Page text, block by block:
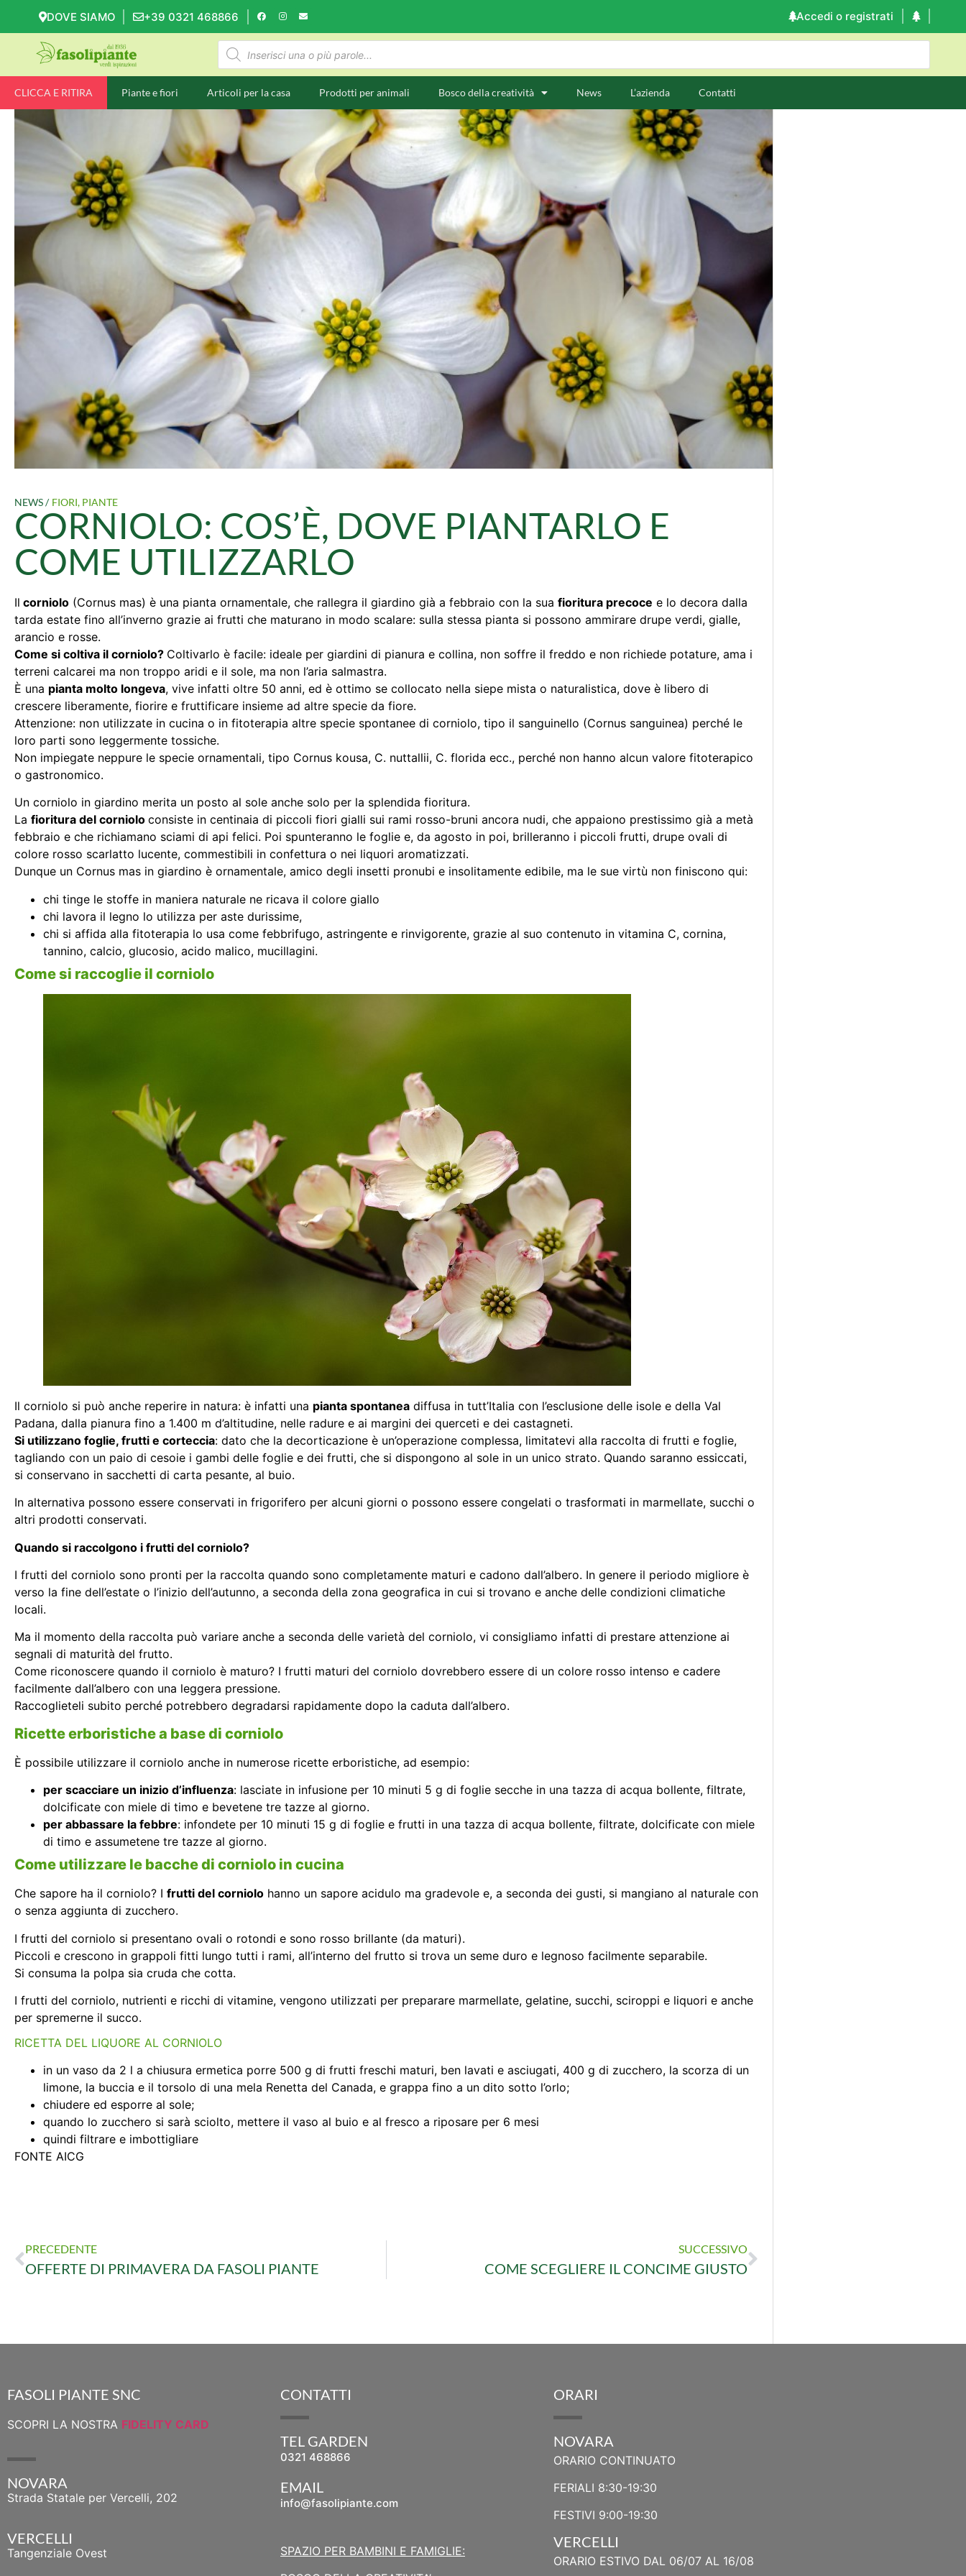
DOVE SIAMO +39 0321 468866 Accedi o registrati
CLICCA E RITIRA Piante e fiori Articoli per la casa Prodotti per animali Bosco della creatività News L’azienda Contatti
NEWS / FIORI, PIANTE
CORNIOLO: COS’È, DOVE PIANTARLO E
COME UTILIZZARLO
Il corniolo (Cornus mas) è una pianta ornamentale, che rallegra il giardino già a febbraio con la sua fioritura precoce e lo decora dalla
tarda estate fino all’inverno grazie ai frutti che maturano in modo scalare: sulla stessa pianta si possono ammirare drupe verdi, gialle,
arancio e rosse.
Come si coltiva il corniolo? Coltivarlo è facile: ideale per giardini di pianura e collina, non soffre il freddo e non richiede potature, ama i
terreni calcarei ma non troppo aridi e il sole, ma non l’aria salmastra.
È una pianta molto longeva, vive infatti oltre 50 anni, ed è ottimo se collocato nella siepe mista o naturalistica, dove è libero di
crescere liberamente, fiorire e fruttificare insieme ad altre specie da fiore.
Attenzione: non utilizzate in cucina o in fitoterapia altre specie spontanee di corniolo, tipo il sanguinello (Cornus sanguinea) perché le
loro parti sono leggermente tossiche.
Non impiegate neppure le specie ornamentali, tipo Cornus kousa, C. nuttallii, C. florida ecc., perché non hanno alcun valore fitoterapico
o gastronomico.
Un corniolo in giardino merita un posto al sole anche solo per la splendida fioritura.
La fioritura del corniolo consiste in centinaia di piccoli fiori gialli sui rami rosso-bruni ancora nudi, che appaiono prestissimo già a metà
febbraio e che richiamano sciami di api felici. Poi spunteranno le foglie e, da agosto in poi, brilleranno i piccoli frutti, drupe ovali di
colore rosso scarlatto lucente, commestibili in confettura o nei liquori aromatizzati.
Dunque un Cornus mas in giardino è ornamentale, amico degli insetti pronubi e insolitamente edibile, ma le sue virtù non finiscono qui:
chi tinge le stoffe in maniera naturale ne ricava il colore giallo
chi lavora il legno lo utilizza per aste durissime,
chi si affida alla fitoterapia lo usa come febbrifugo, astringente e rinvigorente, grazie al suo contenuto in vitamina C, cornina,
tannino, calcio, glucosio, acido malico, mucillagini.
Come si raccoglie il corniolo
Il corniolo si può anche reperire in natura: è infatti una pianta spontanea diffusa in tutt’Italia con l’esclusione delle isole e della Val
Padana, dalla pianura fino a 1.400 m d’altitudine, nelle radure e ai margini dei querceti e dei castagneti.
Si utilizzano foglie, frutti e corteccia: dato che la decorticazione è un’operazione complessa, limitatevi alla raccolta di frutti e foglie,
tagliando con un paio di cesoie i gambi delle foglie e dei frutti, che si dispongono al sole in un unico strato. Quando saranno essiccati,
si conservano in sacchetti di carta pesante, al buio.
In alternativa possono essere conservati in frigorifero per alcuni giorni o possono essere congelati o trasformati in marmellate, succhi o
altri prodotti conservati.
Quando si raccolgono i frutti del corniolo?
I frutti del corniolo sono pronti per la raccolta quando sono completamente maturi e cadono dall’albero. In genere il periodo migliore è
verso la fine dell’estate o l’inizio dell’autunno, a seconda della zona geografica in cui si trovano e anche delle condizioni climatiche
locali.
Ma il momento della raccolta può variare anche a seconda delle varietà del corniolo, vi consigliamo infatti di prestare attenzione ai
segnali di maturità del frutto.
Come riconoscere quando il corniolo è maturo? I frutti maturi del corniolo dovrebbero essere di un colore rosso intenso e cadere
facilmente dall’albero con una leggera pressione.
Raccoglieteli subito perché potrebbero degradarsi rapidamente dopo la caduta dall’albero.
Ricette erboristiche a base di corniolo
È possibile utilizzare il corniolo anche in numerose ricette erboristiche, ad esempio:
per scacciare un inizio d’influenza: lasciate in infusione per 10 minuti 5 g di foglie secche in una tazza di acqua bollente, filtrate,
dolcificate con miele di timo e bevetene tre tazze al giorno.
per abbassare la febbre: infondete per 10 minuti 15 g di foglie e frutti in una tazza di acqua bollente, filtrate, dolcificate con miele
di timo e assumetene tre tazze al giorno.
Come utilizzare le bacche di corniolo in cucina
Che sapore ha il corniolo? I frutti del corniolo hanno un sapore acidulo ma gradevole e, a seconda dei gusti, si mangiano al naturale con
o senza aggiunta di zucchero.
I frutti del corniolo si presentano ovali o rotondi e sono rosso brillante (da maturi).
Piccoli e crescono in grappoli fitti lungo tutti i rami, all’interno del frutto si trova un seme duro e legnoso facilmente separabile.
Si consuma la polpa sia cruda che cotta.
I frutti del corniolo, nutrienti e ricchi di vitamine, vengono utilizzati per preparare marmellate, gelatine, succhi, sciroppi e liquori e anche
per spremerne il succo.
RICETTA DEL LIQUORE AL CORNIOLO
in un vaso da 2 l a chiusura ermetica porre 500 g di frutti freschi maturi, ben lavati e asciugati, 400 g di zucchero, la scorza di un
limone, la buccia e il torsolo di una mela Renetta del Canada, e grappa fino a un dito sotto l’orlo;
chiudere ed esporre al sole;
quando lo zucchero si sarà sciolto, mettere il vaso al buio e al fresco a riposare per 6 mesi
quindi filtrare e imbottigliare
FONTE AICG
PRECEDENTE
OFFERTE DI PRIMAVERA DA FASOLI PIANTE
SUCCESSIVO
COME SCEGLIERE IL CONCIME GIUSTO
FASOLI PIANTE SNC
SCOPRI LA NOSTRA FIDELITY CARD
NOVARA
Strada Statale per Vercelli, 202
VERCELLI
Tangenziale Ovest
CONTATTI
TEL GARDEN
0321 468866
EMAIL
info@fasolipiante.com
SPAZIO PER BAMBINI E FAMIGLIE:
ORARI
NOVARA
ORARIO CONTINUATO
FERIALI 8:30-19:30
FESTIVI 9:00-19:30
VERCELLI
ORARIO ESTIVO DAL 06/07 AL 16/08